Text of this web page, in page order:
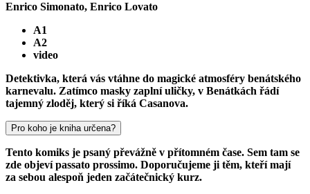
Enrico Simonato, Enrico Lovato
A1
A2
video
Detektivka, která vás vtáhne do magické atmosféry benátského
karnevalu. Zatímco masky zaplní uličky, v Benátkách řádí
tajemný zloděj, který si říká Casanova.
Pro koho je kniha určena?
Tento komiks je psaný převážně v přítomném čase. Sem tam se
zde objeví passato prossimo. Doporučujeme ji těm, kteří mají
za sebou alespoň jeden začátečnický kurz.